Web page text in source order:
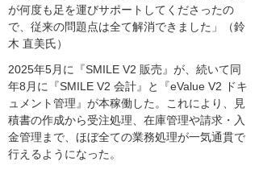
が何度も足を運びサポートしてくださったの
で、従来の問題点は全て解消できました」（鈴
木 直美氏）
2025年5月に『SMILE V2 販売』が、続いて同
年8月に『SMILE V2 会計』と『eValue V2 ドキ
ュメント管理』が本稼働した。これにより、見
積書の作成から受注処理、在庫管理や請求・入
金管理まで、ほぼ全ての業務処理が一気通貫で
行えるようになった。